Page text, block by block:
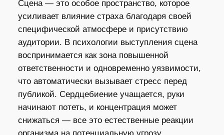
Сцена — это особое пространство, которое
усиливает влияние страха благодаря своей
специфической атмосфере и присутствию
аудитории. В психологии выступления сцена
воспринимается как зона повышенной
ответственности и одновременно уязвимости,
что автоматически вызывает стресс перед
публикой. Сердцебиение учащается, руки
начинают потеть, и концентрация может
снижаться — все это естественные реакции